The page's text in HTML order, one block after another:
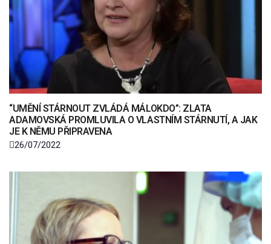
“UMĚNÍ STÁRNOUT ZVLÁDÁ MÁLOKDO”: ZLATA
ADAMOVSKÁ PROMLUVILA O VLASTNÍM STÁRNUTÍ, A JAK
JE K NĚMU PŘIPRAVENA
26/07/2022